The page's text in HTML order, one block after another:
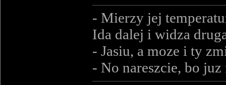
- Mierzy jej
Ida dalej i widza
- Jasiu, a moze i ty
- No nareszcie, bo